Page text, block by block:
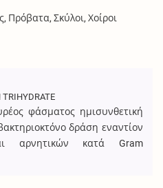
Πρόβατα, Σκύλοι, Χοίροι
φάσματος ημισυνθετική
δράση εναντίον
αρνητικών κατά Gram